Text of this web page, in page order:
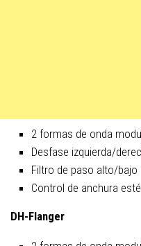
2 formas de onda
Desfase izquierda/
Filtro de paso alto/bajo
Control de anchura
DH-Flanger